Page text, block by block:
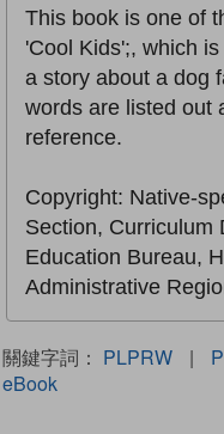
This book is one of
'Cool Kids';, which
a story about a dog
words are listed out
reference.
Copyright: Native-
Section, Curriculum
Education Bureau,
Administrative
關鍵字詞： PLPRW |
eBook